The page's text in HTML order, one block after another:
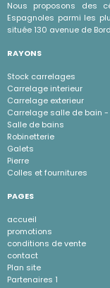
Nous proposons des
Espagnoles parmi les
située 130 avenue de
RAYONS
Stock carrelages
Carrelage interieur
Carrelage exterieur
Carrelage salle de bain
Salle de bains
Robinetterie
Galets
Pierre
Colles et fournitures
PAGES
accueil
promotions
conditions de vente
contact
Plan site
Partenaires 1